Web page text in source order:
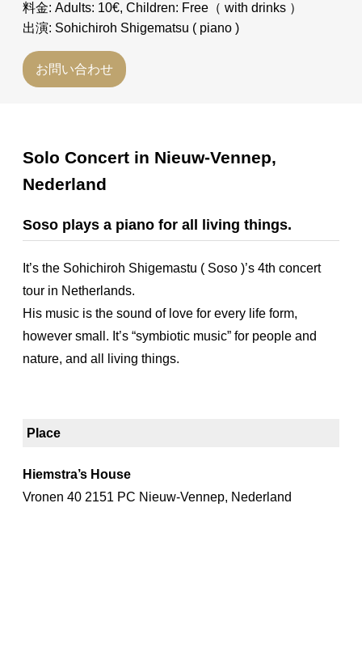
料金: Adults: 10€, Children: Free（ with drinks ）
出演: Sohichiroh Shigematsu ( piano )
お問い合わせ
Solo Concert in Nieuw-Vennep,
Nederland
Soso plays a piano for all living things.
It’s the Sohichiroh Shigemastu ( Soso )’s 4th concert
tour in Netherlands.
His music is the sound of love for every life form,
however small. It’s “symbiotic music” for people and
nature, and all living things.
Place
Hiemstra’s House
Vronen 40 2151 PC Nieuw-Vennep, Nederland